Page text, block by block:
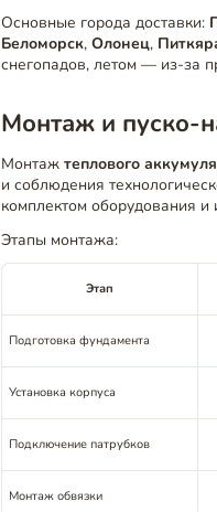
Основные города доставки:
Беломорск,Олонец,
снегопадов, летом — из-за
Монтаж и пуско-
Монтажтеплового
и соблюдения
комплектом оборудования и
Этапы монтажа:
Этап
Подготовка фундамента
Установка корпуса
Подключение патрубков
Монтаж обвязки